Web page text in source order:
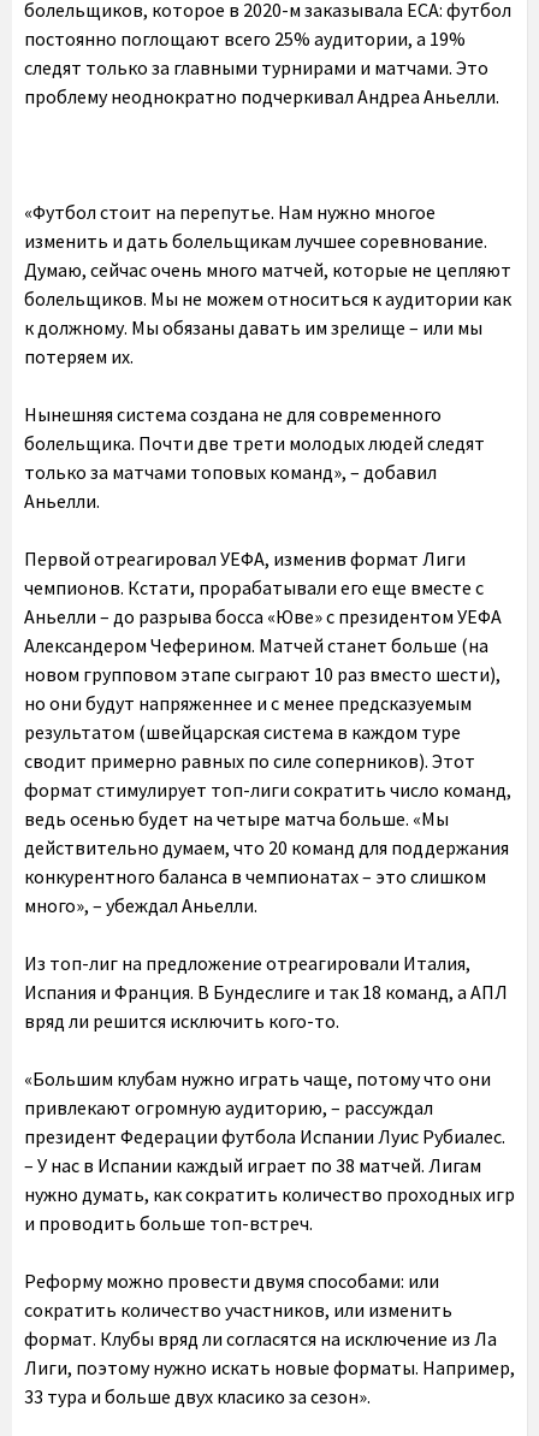
болельщиков, которое в 2020-м заказывала ECA: футбол
постоянно поглощают всего 25% аудитории, а 19%
следят только за главными турнирами и матчами. Это
проблему неоднократно подчеркивал Андреа Аньелли.
«Футбол стоит на перепутье. Нам нужно многое
изменить и дать болельщикам лучшее соревнование.
Думаю, сейчас очень много матчей, которые не цепляют
болельщиков. Мы не можем относиться к аудитории как
к должному. Мы обязаны давать им зрелище – или мы
потеряем их.
Нынешняя система создана не для современного
болельщика. Почти две трети молодых людей следят
только за матчами топовых команд», – добавил
Аньелли.
Первой отреагировал УЕФА, изменив формат Лиги
чемпионов. Кстати, прорабатывали его еще вместе с
Аньелли – до разрыва босса «Юве» с президентом УЕФА
Александером Чеферином. Матчей станет больше (на
новом групповом этапе сыграют 10 раз вместо шести),
но они будут напряженнее и с менее предсказуемым
результатом (швейцарская система в каждом туре
сводит примерно равных по силе соперников). Этот
формат стимулирует топ-лиги сократить число команд,
ведь осенью будет на четыре матча больше. «Мы
действительно думаем, что 20 команд для поддержания
конкурентного баланса в чемпионатах – это слишком
много», – убеждал Аньелли.
Из топ-лиг на предложение отреагировали Италия,
Испания и Франция. В Бундеслиге и так 18 команд, а АПЛ
вряд ли решится исключить кого-то.
«Большим клубам нужно играть чаще, потому что они
привлекают огромную аудиторию, – рассуждал
президент Федерации футбола Испании Луис Рубиалес.
– У нас в Испании каждый играет по 38 матчей. Лигам
нужно думать, как сократить количество проходных игр
и проводить больше топ-встреч.
Реформу можно провести двумя способами: или
сократить количество участников, или изменить
формат. Клубы вряд ли согласятся на исключение из Ла
Лиги, поэтому нужно искать новые форматы. Например,
33 тура и больше двух класико за сезон».